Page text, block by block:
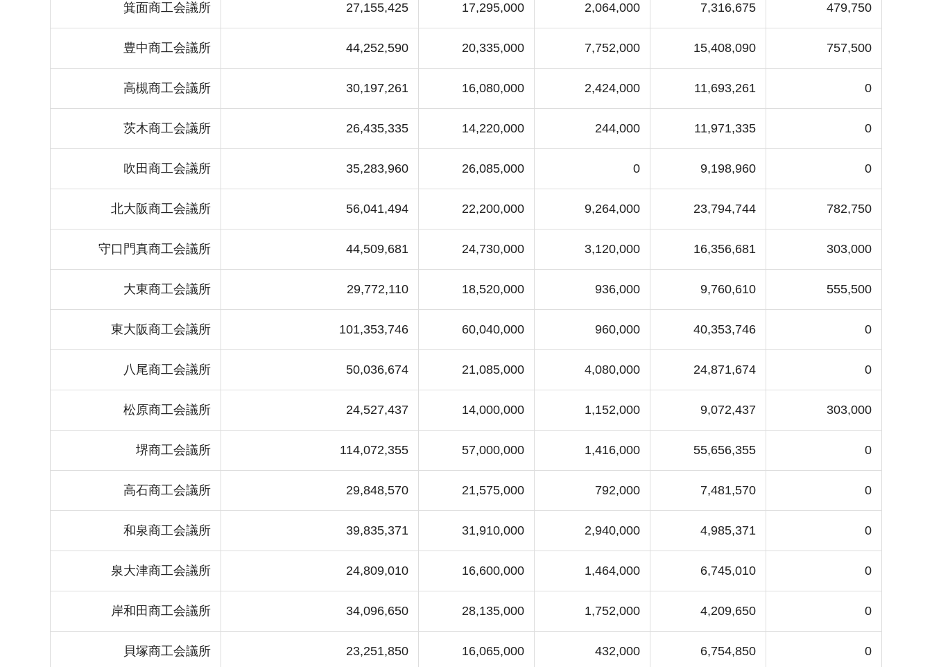
箕面商工会議所 27,155,425 17,295,000 2,064,000 7,316,675 479,750
豊中商工会議所 44,252,590 20,335,000 7,752,000 15,408,090 757,500
高槻商工会議所 30,197,261 16,080,000 2,424,000 11,693,261 0
茨木商工会議所 26,435,335 14,220,000 244,000 11,971,335 0
吹田商工会議所 35,283,960 26,085,000 0 9,198,960 0
北大阪商工会議所 56,041,494 22,200,000 9,264,000 23,794,744 782,750
守口門真商工会議所 44,509,681 24,730,000 3,120,000 16,356,681 303,000
大東商工会議所 29,772,110 18,520,000 936,000 9,760,610 555,500
東大阪商工会議所 101,353,746 60,040,000 960,000 40,353,746 0
八尾商工会議所 50,036,674 21,085,000 4,080,000 24,871,674 0
松原商工会議所 24,527,437 14,000,000 1,152,000 9,072,437 303,000
堺商工会議所 114,072,355 57,000,000 1,416,000 55,656,355 0
高石商工会議所 29,848,570 21,575,000 792,000 7,481,570 0
和泉商工会議所 39,835,371 31,910,000 2,940,000 4,985,371 0
泉大津商工会議所 24,809,010 16,600,000 1,464,000 6,745,010 0
岸和田商工会議所 34,096,650 28,135,000 1,752,000 4,209,650 0
貝塚商工会議所 23,251,850 16,065,000 432,000 6,754,850 0